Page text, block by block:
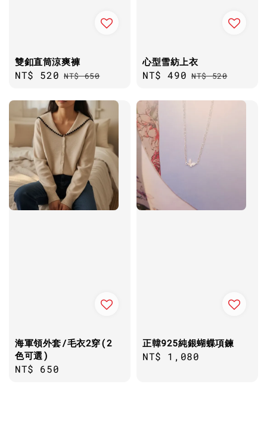
雙釦直筒涼爽褲
Sale
NT$ 520 Regular
NT$ 650
心型雪紡上衣
Sale
NT$ 490 Regular
NT$ 520
海軍領外套/毛衣2穿(2
色可選)
Regular
NT$ 650
正韓925純銀蝴蝶項鍊
Regular
NT$ 1,080